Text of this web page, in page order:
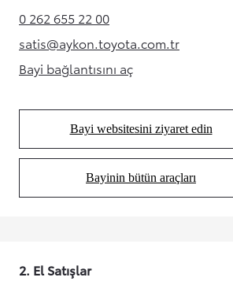
0 262 655 22 00(Opens in new tab)
satis@aykon.toyota.com.tr
(Opens in new tab)
Bayi bağlantısını aç
(Opens in new tab)
Bayi websitesini ziyaret edin
(Opens in new tab)
Bayinin bütün araçları
(Opens in new tab)
2. El Satışlar